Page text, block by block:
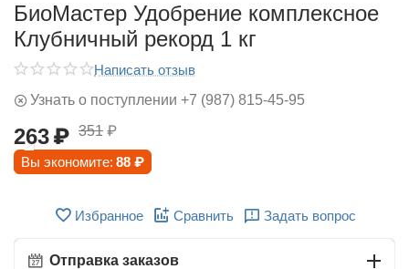
БиоМастер Удобрение комплексное
Клубничный рекорд 1 кг
Написать отзыв
Узнать о поступлении +7 (987) 815-45-95
263₽ 351 ₽
Вы экономите: 88 ₽
Избранное Сравнить Задать вопрос
Отправка заказов